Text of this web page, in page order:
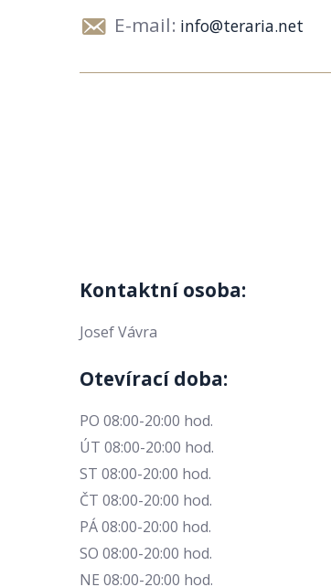
E-mail: info@teraria.net
Kontaktní osoba:
Josef Vávra
Otevírací doba:
PO 08:00-20:00 hod.
ÚT 08:00-20:00 hod.
ST 08:00-20:00 hod.
ČT 08:00-20:00 hod.
PÁ 08:00-20:00 hod.
SO 08:00-20:00 hod.
NE 08:00-20:00 hod.